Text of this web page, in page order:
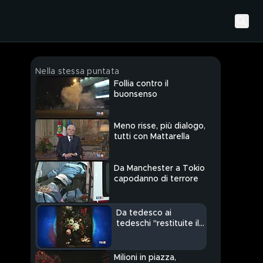
Nella stessa puntata
Follia contro il
buonsenso
Meno risse, più dialogo,
tutti con Mattarella
Da Manchester a Tokio
capodanno di terrore
Da tedesco ai
tedeschi "restituite il
Milioni in piazza,